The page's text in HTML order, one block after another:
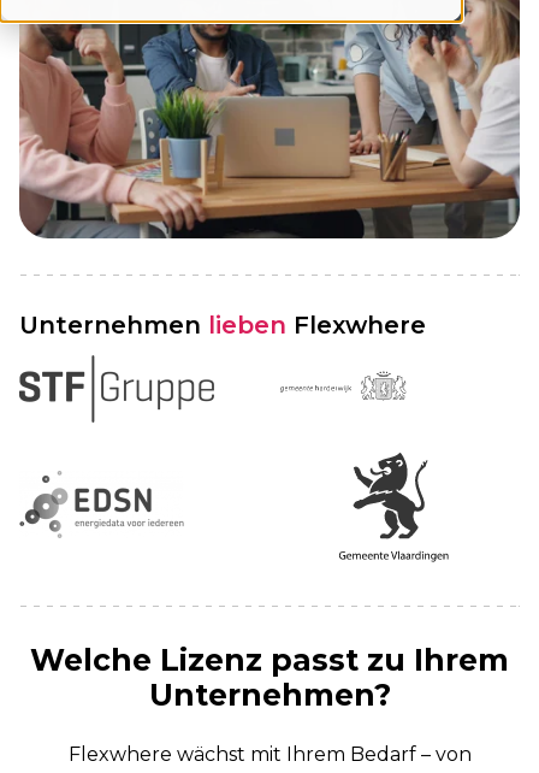
Unternehmen lieben Flexwhere
Welche Lizenz passt zu Ihrem
Unternehmen?
Flexwhere wächst mit Ihrem Bedarf – von